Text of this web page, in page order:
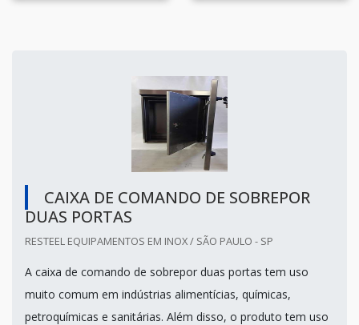
CAIXA DE COMANDO DE SOBREPOR
DUAS PORTAS
RESTEEL EQUIPAMENTOS EM INOX / SÃO PAULO - SP
A caixa de comando de sobrepor duas portas tem uso
muito comum em indústrias alimentícias, químicas,
petroquímicas e sanitárias. Além disso, o produto tem uso